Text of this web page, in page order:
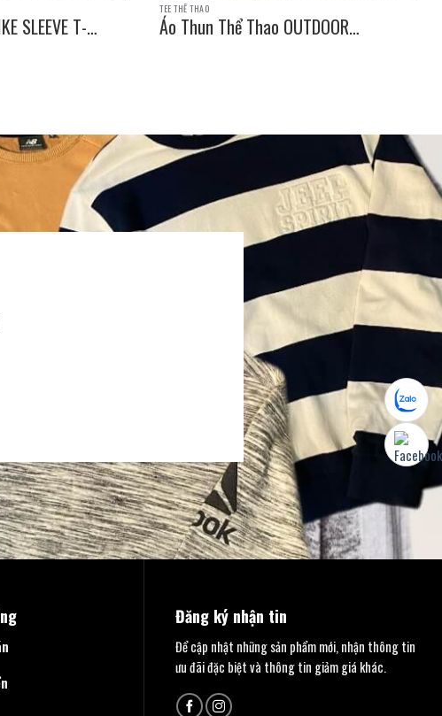
SLEEVE T-
TEE THỂ THAO
Áo Thun Thể Thao OUTDOOR
Đăng ký nhận tin
Để cập nhật những sản phẩm mới, nhận thông tin
ưu đãi đặc biệt và thông tin giảm giá khác.